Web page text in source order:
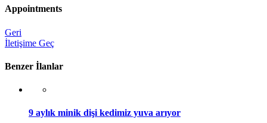
Appointments
Geri
İletişime Geç
Benzer İlanlar
9 aylık minik dişi kedimiz yuva arıyor